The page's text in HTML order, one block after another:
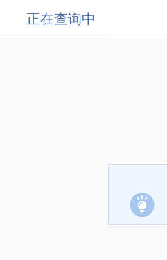
正在查询中